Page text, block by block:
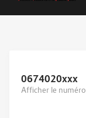
0674020xxx
Afficher le numéro